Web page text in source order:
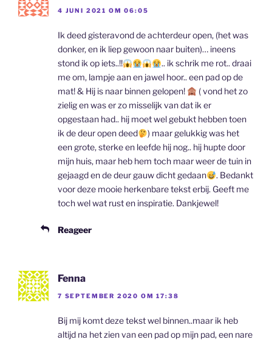
4 JUNI 2021 OM 06:05
Ik deed gisteravond de achterdeur open, (het was
donker, en ik liep gewoon naar buiten)… ineens
stond ik op iets..!!
.. ik schrik me rot.. draai
me om, lampje aan en jawel hoor.. een pad op de
mat! & Hij is naar binnen gelopen!
( vond het zo
zielig en was er zo misselijk van dat ik er
opgestaan had.. hij moet wel gebukt hebben toen
ik de deur open deed
) maar gelukkig was het
een grote, sterke en leefde hij nog.. hij hupte door
mijn huis, maar heb hem toch maar weer de tuin in
gejaagd en de deur gauw dicht gedaan
. Bedankt
voor deze mooie herkenbare tekst erbij. Geeft me
toch wel wat rust en inspiratie. Dankjewel!
Reageer
Fenna
7 SEPTEMBER 2020 OM 17:38
Bij mij komt deze tekst wel binnen..maar ik heb
altijd na het zien van een pad op mijn pad, een nare